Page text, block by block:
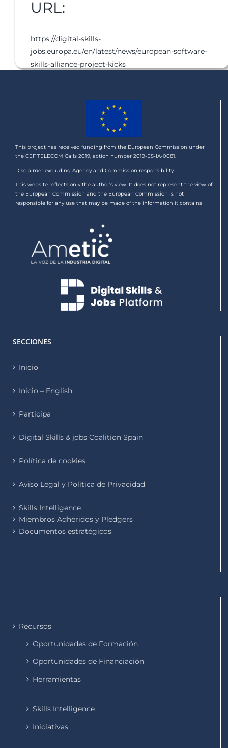
URL:
https://digital-skills-
jobs.europa.eu/en/latest/news/european-software-
skills-alliance-project-kicks
This project has received funding from the European Commission under
the CEF TELECOM Calls 2019, action number 2019-ES-IA-0081.
Disclaimer excluding Agency and Commission responsibility
This website reflects only the author’s view. It does not represent the view of
the European Commission and the European Commission is not
responsible for any use that may be made of the information it contains
SECCIONES
Inicio
Inicio – English
Participa
Digital Skills & jobs Coalition Spain
Política de cookies
Aviso Legal y Política de Privacidad
Skills Intelligence
Miembros Adheridos y Pledgers
Documentos estratégicos
Recursos
Oportunidades de Formación
Oportunidades de Financiación
Herramientas
Skills Intelligence
Iniciativas